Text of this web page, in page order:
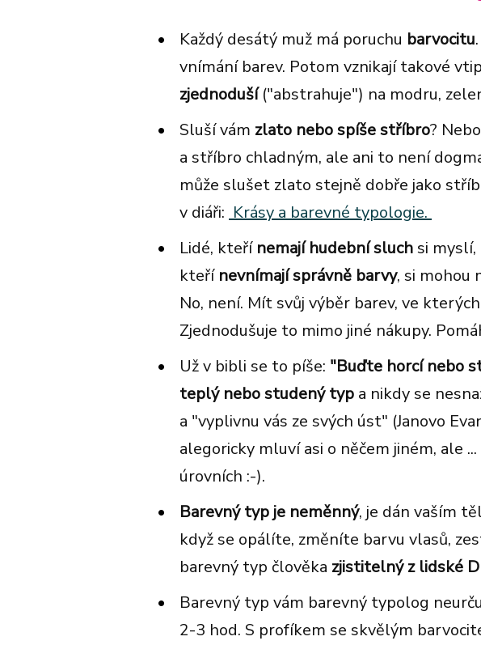
Každý desátý muž má poruchu barvocitu
vnímání barev. Potom vznikají takové
zjednoduší("abstrahuje") na modru,
Sluší vám zlato nebo spíše stříbro?
a stříbro chladným, ale ani to není
může slušet zlato stejně dobře jako
v diáři: Krásy a barevné typologie.
Lidé, kteří nemají hudební sluchsi myslí,
kteří nevnímají správně barvy, si mohou
No, není. Mít svůj výběr barev, ve
Zjednodušuje to mimo jiné nákupy.
Už v bibli se to píše: "Buďte horcí nebo
teplý nebo studený typ a nikdy se
a "vyplivnu vás ze svých úst" (Janovo
alegoricky mluví asi o něčem jiném, ale
úrovních :-).
Barevný typ je neměnný, je dán vaším
když se opálíte, změníte barvu vlasů,
barevný typ člověka zjistitelný z lidské
Barevný typ vám barevný typolog
2-3 hod. S profíkem se skvělým